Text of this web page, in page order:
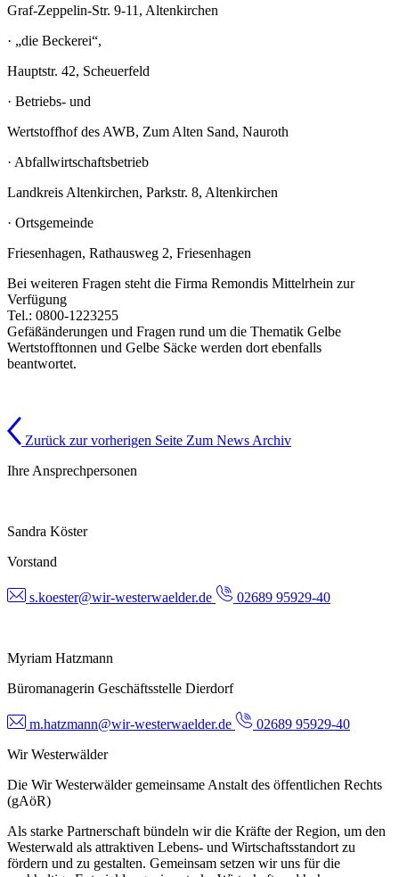
Graf-Zeppelin-Str. 9-11, Altenkirchen
· „die Beckerei“,
Hauptstr. 42, Scheuerfeld
· Betriebs- und
Wertstoffhof des AWB, Zum Alten Sand, Nauroth
· Abfallwirtschaftsbetrieb
Landkreis Altenkirchen, Parkstr. 8, Altenkirchen
· Ortsgemeinde
Friesenhagen, Rathausweg 2, Friesenhagen
Bei weiteren Fragen steht die Firma Remondis Mittelrhein zur
Verfügung
Tel.: 0800-1223255
Gefäßänderungen und Fragen rund um die Thematik Gelbe
Wertstofftonnen und Gelbe Säcke werden dort ebenfalls
beantwortet.
Zurück zur vorherigen Seite Zum News Archiv
Ihre Ansprechpersonen
Sandra Köster
Vorstand
s.koester@wir-westerwaelder.de 02689 95929-40
Myriam Hatzmann
Büromanagerin Geschäftsstelle Dierdorf
m.hatzmann@wir-westerwaelder.de
02689 95929-40
Wir Westerwälder
Die Wir Westerwälder gemeinsame Anstalt des öffentlichen Rechts
(gAöR)
Als starke Partnerschaft bündeln wir die Kräfte der Region, um den
Westerwald als attraktiven Lebens- und Wirtschaftsstandort zu
fördern und zu gestalten. Gemeinsam setzen wir uns für die